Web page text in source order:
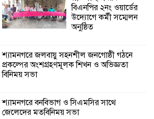
বিএনপির ২নং ওয়ার্ডের
উদ্যোগে কর্মী সম্মেলন
অনুষ্ঠিত
শ্যামনগরে জলবায়ু সহনশীল জনগোষ্ঠী গঠনে
প্রকল্পের অংশগ্রহণমূলক শিখন ও অভিজ্ঞতা
বিনিময় সভা
শ্যামনগরে বনবিভাগ ও সিএমসির সাথে
জেলেদের মতবিনিময় সভা